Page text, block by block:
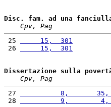
Disc. fam. ad una
Cpv, Pag
25
     15,  301
26
     15,  301
Dissertazione sulla
Cpv, Pag
27
8,       35,
28
9,        4,